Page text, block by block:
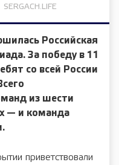
SERGACH.LIFE
Российская
За победу в 11
со всей России
из шести
— и команда
приветствовали